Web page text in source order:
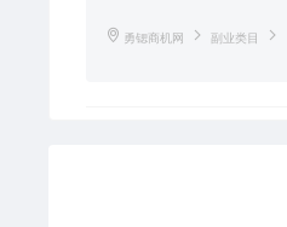
勇锶商机网 副业类目